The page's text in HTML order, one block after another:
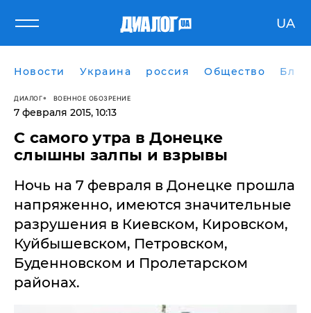
UA
Новости Украина россия Общество
ДИАЛОГ ВОЕННОЕ ОБОЗРЕНИЕ
7 февраля 2015, 10:13
С самого утра в Донецке
слышны залпы и взрывы
Ночь на 7 февраля в Донецке прошла
напряженно, имеются значительные
разрушения в Киевском, Кировском,
Куйбышевском, Петровском,
Буденновском и Пролетарском
районах.